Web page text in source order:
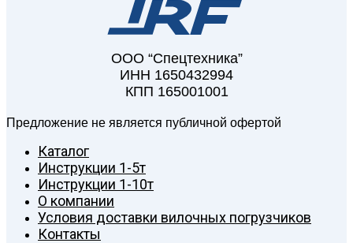
ООО “Спецтехника”
ИНН 1650432994
КПП 165001001
Предложение не является публичной офертой
Каталог
Инструкции 1-5т
Инструкции 1-10т
О компании
Условия доставки вилочных погрузчиков
Контакты